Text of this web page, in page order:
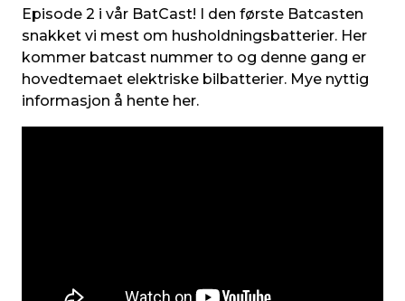
Episode 2 i vår BatCast! I den første Batcasten
snakket vi mest om husholdningsbatterier. Her
kommer batcast nummer to og denne gang er
hovedtemaet elektriske bilbatterier. Mye nyttig
informasjon å hente her.